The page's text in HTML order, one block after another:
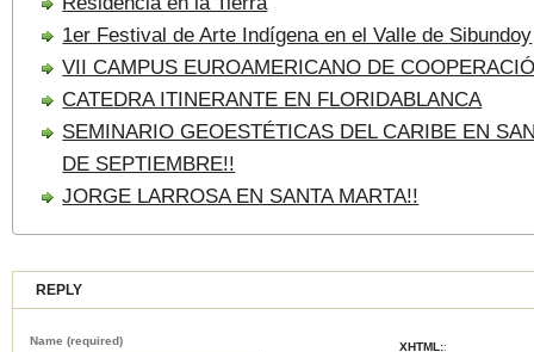
1er Festival de Arte Indígena en el Valle de Sibundoy
VII CAMPUS EUROAMERICANO DE
CATEDRA ITINERANTE EN FLORIDABLANCA
SEMINARIO GEOESTÉTICAS DEL CARIBE EN
DE SEPTIEMBRE!!
JORGE LARROSA EN SANTA MARTA!!
REPLY
XHTML::
Name (required)